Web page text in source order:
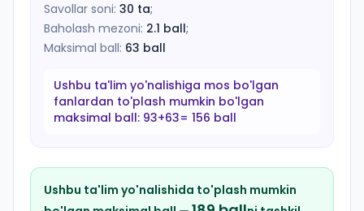
Savollar soni: 30 ta;
Baholash mezoni: 2.1 ball;
Maksimal ball: 63 ball
Ushbu ta'lim yo'nalishiga mos bo'lgan
fanlardan to'plash mumkin bo'lgan
maksimal ball: 93+63= 156 ball
Ushbu ta'lim yo'nalishida to'plash mumkin